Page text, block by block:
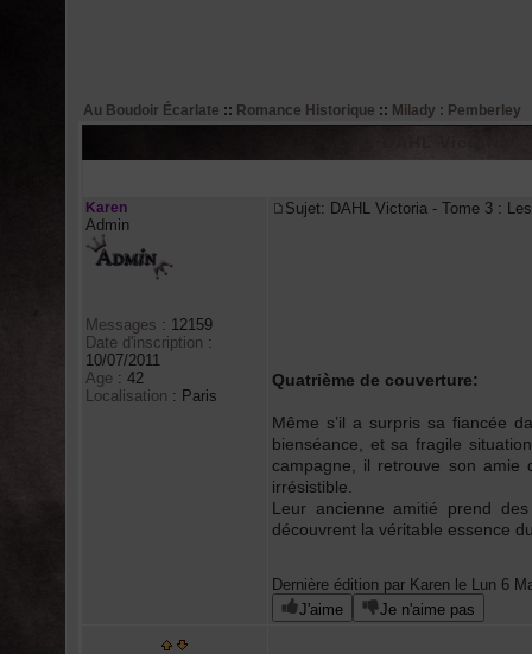
Au Boudoir Écarlate :: Romance Historique :: Milady : Pemberley
Karen
Admin
Messages : 12159
Date d'inscription :
10/07/2011
Age : 42
Localisation : Paris
Sujet: DAHL Victoria - Tome 3 :
Quatrième de couverture:
Même s’il a surpris sa fiancée
bienséance, et sa fragile
campagne, il retrouve son amie
irrésistible.
Leur ancienne amitié prend
découvrent la véritable essence
Dernière édition par Karen le Lun 6
J'aime
Je n'aime pas